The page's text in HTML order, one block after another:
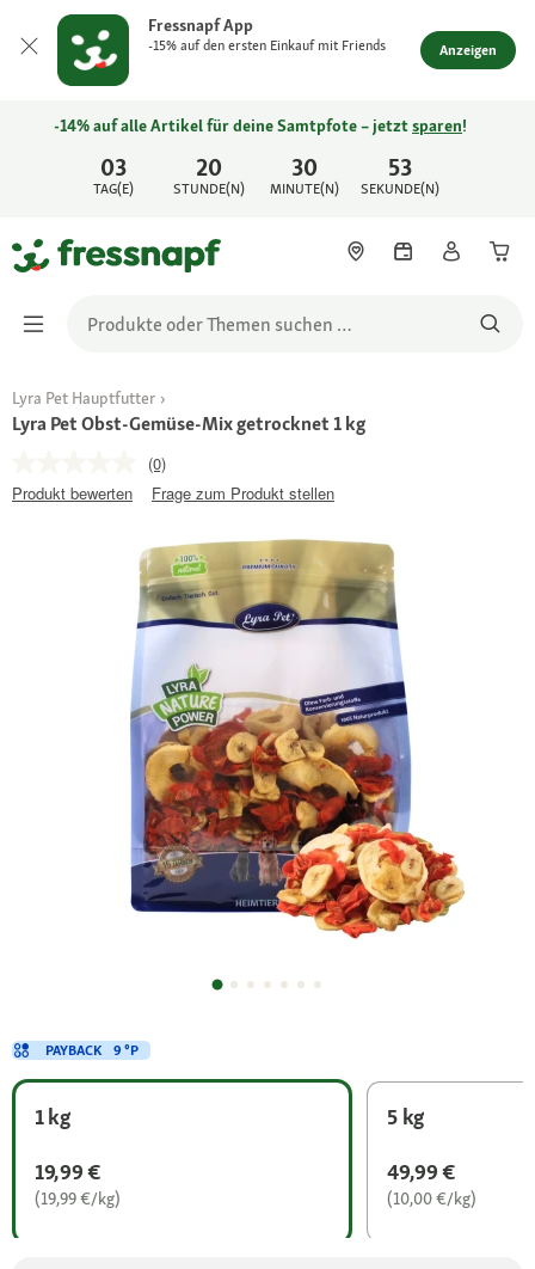
Fressnapf App
-15% auf den ersten Einkauf mit Friends Anzeigen
03
TAG(E)
20
STUNDE(N)
30
MINUTE(N)
53
SEKUNDE(N)
-14% auf alle Artikel für deine Samtpfote – jetztsparen!
Lyra Pet Hauptfutter
Lyra Pet Obst-Gemüse-Mix getrocknet 1 kg
(0)
Produkt bewerten
Frage zum Produkt stellen
1 kg
19,99 €
(19,99 €/kg)
5 kg
49,99 €
(10,00 €/kg)
PAYBACK 9 °P